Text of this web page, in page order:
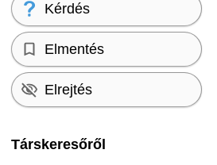
Kérdés
Elmentés
Elrejtés
Társkeresőről